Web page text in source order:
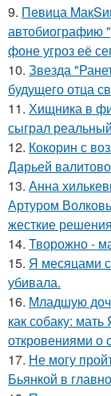
9. Пeвица
автобиографию
фоне угроз её
10. Звезда
будущего отца
11. Хищника в
сыграл
12. Кокорин с
Дарьей
13. Анна
Артуром
жесткие
14. Творожно -
15. Я месяцами
убивала.
16. Младшую
как собаку:
откровениями о
17. Не могу
Бьянкой в